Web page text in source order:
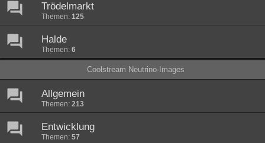
Trödelmarkt
Themen: 125
Halde
Themen: 6
Coolstream Neutrino-Images
Allgemein
Themen: 213
Entwicklung
Themen: 57